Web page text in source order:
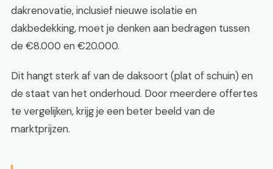
dakrenovatie, inclusief nieuwe isolatie en
dakbedekking, moet je denken aan bedragen tussen
de €8.000 en €20.000.
Dit hangt sterk af van de daksoort (plat of schuin) en
de staat van het onderhoud. Door meerdere offertes
te vergelijken, krijg je een beter beeld van de
marktprijzen.